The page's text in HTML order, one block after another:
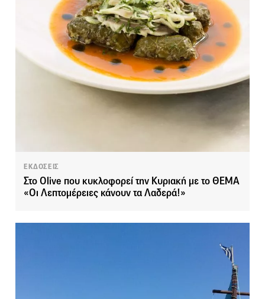
ΕΚΔΟΣΕΙΣ
Στο Olive που κυκλοφορεί την Κυριακή με το ΘΕΜΑ
«Οι Λεπτομέρειες κάνουν τα Λαδερά!»